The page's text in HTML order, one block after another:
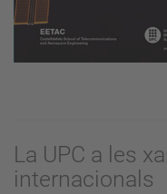
La UPC a les
internacionals